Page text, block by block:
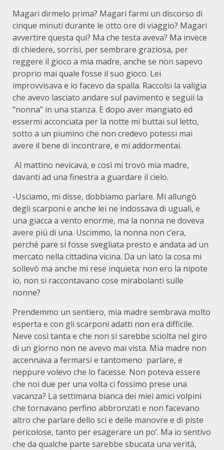
Magari dirmelo prima? Magari farmi un discorso di
cinque minuti durante le otto ore di viaggio? Magari
avvertire questa qui? Ma che testa aveva? Ma invece
di chiedere, sorrisi, per sembrare graziosa, per
reggere il gioco a mia madre, anche se non sapevo
proprio mai quale fosse il suo gioco. Lei
improvvisava e io facevo da spalla. Raccolsi la valigia
che avevo lasciato andare sul pavimento e seguii la
“nonna” in una stanza. E dopo aver mangiato ed
essermi acconciata per la notte mi buttai sul letto,
sotto a un piumino che non credevo potessi mai
avere il bene di incontrare, e mi addormentai.
Al mattino nevicava, e così mi trovò mia madre,
davanti ad una finestra a guardare il cielo.
-Usciamo, mi disse, dobbiamo parlare. Mi allungò
degli scarponi e anche lei ne indossava di uguali, e
una giacca a vento enorme, ma la nonna ne doveva
avere più di una. Uscimmo, la nonna non c’era,
perché pare si fosse svegliata presto e andata ad un
mercato nella cittadina vicina. Da un lato la cosa mi
sollevò ma anche mi rese inquieta: non ero la nipote
io, non si raccontavano cose mirabolanti sulle
nonne?
Prendemmo un sentiero, mia madre sembrava molto
esperta e con gli scarponi adatti non era difficile.
Neve così tanta e che non si sarebbe sciolta nel giro
di un giorno non ne avevo mai vista. Mia madre non
accennava a fermarsi e tantomeno parlare, e
neppure volevo che lo facesse. Non poteva essere
che noi due per una volta ci fossimo prese una
vacanza? La settimana bianca dei miei amici volpini
che tornavano perfino abbronzati e non facevano
altro che parlare dello sci e delle manovre e di piste
pericolose, tanto per esagerare un po’. Ma io sentivo
che da qualche parte sarebbe sbucata una verità,